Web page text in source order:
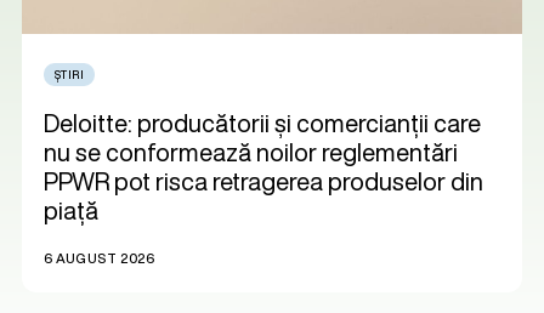
ȘTIRI
Deloitte: producătorii și comercianții care
nu se conformează noilor reglementări
PPWR pot risca retragerea produselor din
piață
6 AUGUST 2026